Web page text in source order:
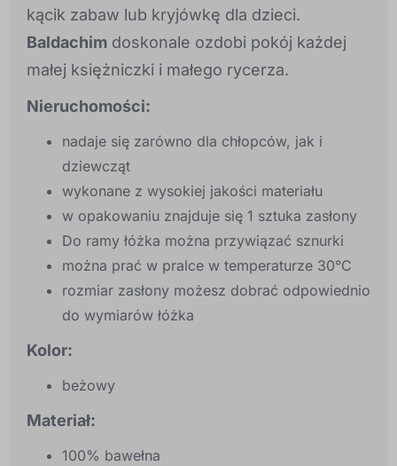
kącik zabaw lub kryjówkę dla dzieci.
Baldachim doskonale ozdobi pokój każdej
małej księżniczki i małego rycerza.
Nieruchomości:
nadaje się zarówno dla chłopców, jak i
dziewcząt
wykonane z wysokiej jakości materiału
w opakowaniu znajduje się 1 sztuka zasłony
Do ramy łóżka można przywiązać sznurki
można prać w pralce w temperaturze 30°C
rozmiar zasłony możesz dobrać odpowiednio
do wymiarów łóżka
Kolor:
beżowy
Materiał:
100% bawełna